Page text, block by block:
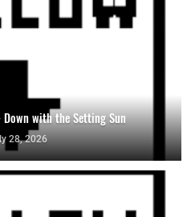
Down with the Setting Sun
28, 2026